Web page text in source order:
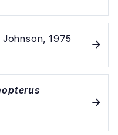
Johnson, 1975